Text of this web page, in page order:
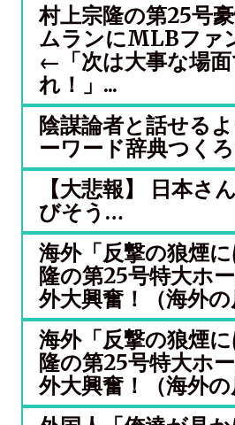
村上宗隆の第25号
ムランにMLBファ
←「次は大事な場面
れ！」...
陰謀論者と話せる
ーワード辞典つく
【大悲報】 日本さ
びそう…
海外「反撃の狼煙
隆の第25号特大ホ
外大興奮！（海外の
海外「反撃の狼煙
隆の第25号特大ホ
外大興奮！（海外の